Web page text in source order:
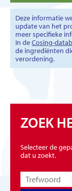
Deze informatie
update van het
meer specifieke
In deCosing-
de ingrediënten
verordening.
ZOEK
Selecteer de
dat u zoekt.